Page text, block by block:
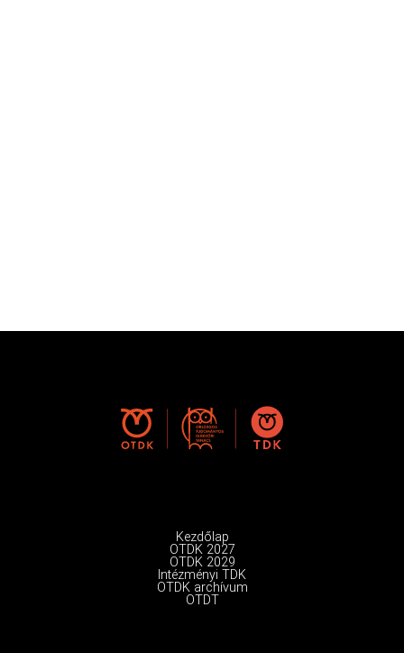
Kezdőlap
OTDK 2027
OTDK 2029
Intézményi TDK
OTDK archívum
OTDT